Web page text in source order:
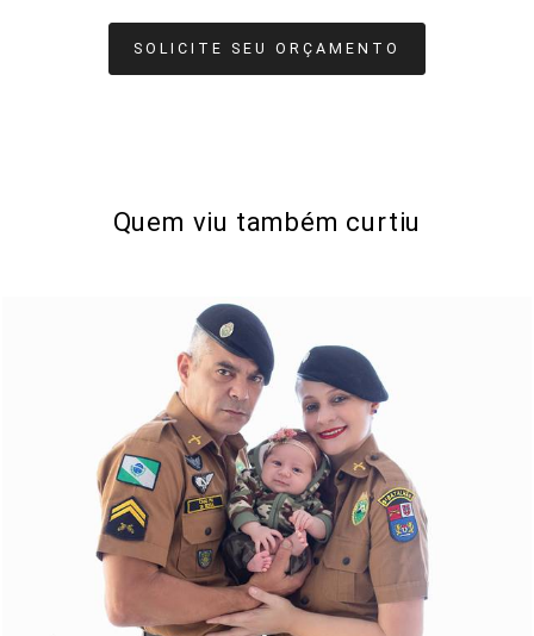
SOLICITE SEU ORÇAMENTO
Quem viu também curtiu
651 6